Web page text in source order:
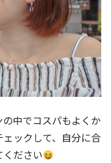
中でコスパもよくか
ックして、自分に合
ください